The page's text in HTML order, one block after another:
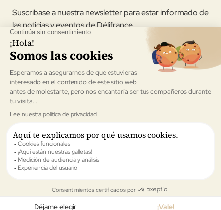
Suscribase a nuestra newsletter para estar informado de
las noticias y eventos de Délifrance
Acepto recibir la newsletter enviada por Délifrance
Validar
All rights reserved © Délifrance España